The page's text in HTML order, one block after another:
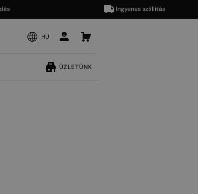
Ingyenes szállítás
HU
ÜZLETÜNK